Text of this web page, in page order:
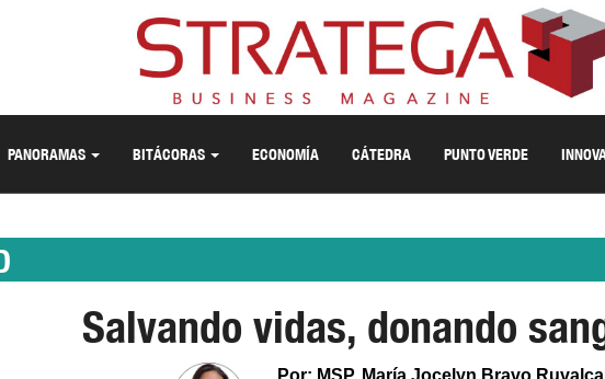
PANORAMAS BITÁCORAS ECONOMÍA CÁTEDRA PUNTO VERDE
Salvando vidas, donando
Por: MSP. María Jocelyn Bravo